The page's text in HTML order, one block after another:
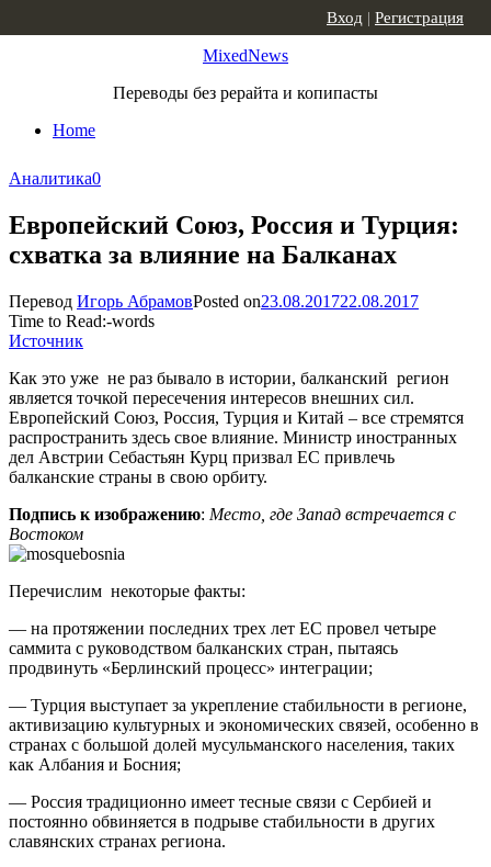
MixedNews
Переводы без рерайта и копипасты
Home
Вход | Регистрация
Аналитика0
Европейский Союз, Россия и Турция:
схватка за влияние на Балканах
Перевод Игорь АбрамовPosted on23.08.201722.08.2017
Time to Read:-words
Источник
Как это уже не раз бывало в истории, балканский регион
является точкой пересечения интересов внешних сил.
Европейский Союз, Россия, Турция и Китай – все стремятся
распространить здесь свое влияние. Министр иностранных
дел Австрии Себастьян Курц призвал ЕС привлечь
балканские страны в свою орбиту.
Подпись к изображению: Место, где Запад встречается с
Востоком
Перечислим некоторые факты:
— на протяжении последних трех лет ЕС провел четыре
саммита с руководством балканских стран, пытаясь
продвинуть «Берлинский процесс» интеграции;
— Турция выступает за укрепление стабильности в регионе,
активизацию культурных и экономических связей, особенно в
странах с большой долей мусульманского населения, таких
как Албания и Босния;
— Россия традиционно имеет тесные связи с Сербией и
постоянно обвиняется в подрыве стабильности в других
славянских странах региона.